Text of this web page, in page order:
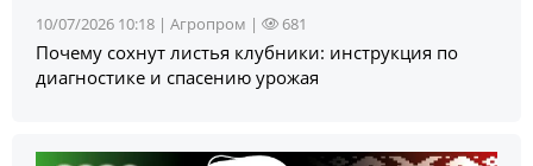
10/07/2026 10:18 | Агропром | 681
Почему сохнут листья клубники: инструкция по
диагностике и спасению урожая